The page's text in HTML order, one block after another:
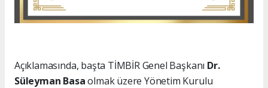
Açıklamasında, başta TİMBİR Genel Başkanı Dr.
Süleyman Basaolmak üzere Yönetim Kurulu